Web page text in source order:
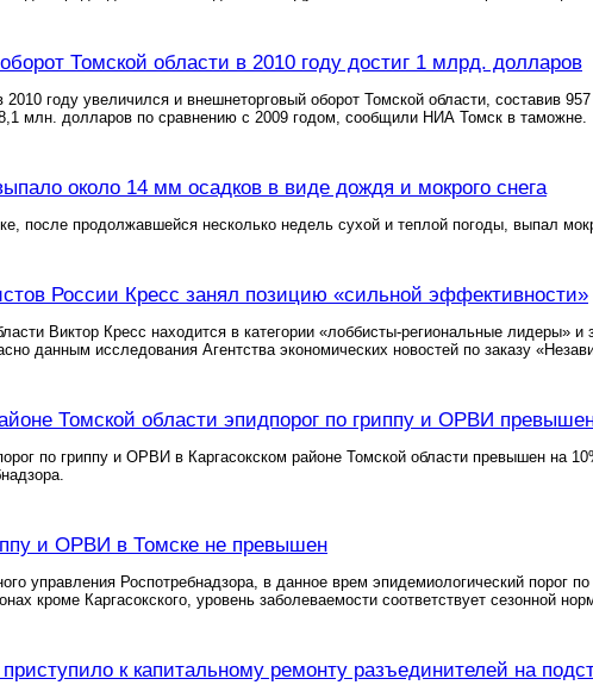
Томской области в 2010 году достиг 1 млрд. долларов
году увеличился и внешнеторговый оборот Томской области, составив
млн. долларов по сравнению с 2009 годом, сообщили НИА Томск в таможне.
около 14 мм осадков в виде дождя и мокрого снега
после продолжавшейся несколько недель сухой и теплой погоды, выпал
России Кресс занял позицию «сильной эффективности»
Виктор Кресс находится в категории «лоббисты-региональные лидеры»
данным исследования Агентства экономических новостей по заказу
Томской области эпидпорог по гриппу и ОРВИ
по гриппу и ОРВИ в Каргасокском районе Томской области превышен на
и ОРВИ в Томске не превышен
управления Роспотребнадзора, в данное врем эпидемиологический порог
кроме Каргасокского, уровень заболеваемости соответствует сезонной
к капитальному ремонту разъединителей на